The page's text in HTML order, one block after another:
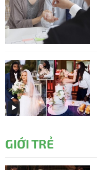
GIỚI TRẺ